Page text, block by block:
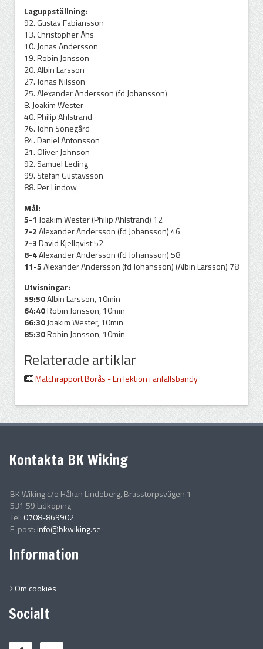
Laguppställning:
92. Gustav Fabiansson
13. Christopher Åhs
10. Jonas Andersson
19. Robin Jonsson
20. Albin Larsson
27. Jonas Nilsson
25. Alexander Andersson (fd Johansson)
8. Joakim Wester
40. Philip Ahlstrand
76. John Sönegård
84. Daniel Antonsson
21. Oliver Johnson
92. Samuel Leding
99. Stefan Gustavsson
88. Per Lindow
Mål:
5-1 Joakim Wester (Philip Ahlstrand) 12
7-2Alexander Andersson (fd Johansson) 46
7-3David Kjellqvist 52
8-4Alexander Andersson (fd Johansson) 58
11-5Alexander Andersson (fd Johansson) (Albin Larsson) 78
Utvisningar:
59:50Albin Larsson, 10min
64:40Robin Jonsson, 10min
66:30Joakim Wester, 10min
85:30Robin Jonsson, 10min
Relaterade artiklar
Matchrapport Borås - En lektion i anfallsbandy
Kontakta BK Wiking
BK Wiking c/o Håkan Lindeberg, Brasstorpsvägen 1
531 59 Lidköping
Tel: 0708-869902
E-post:info@bkwiking.se
Information
Om cookies
Socialt